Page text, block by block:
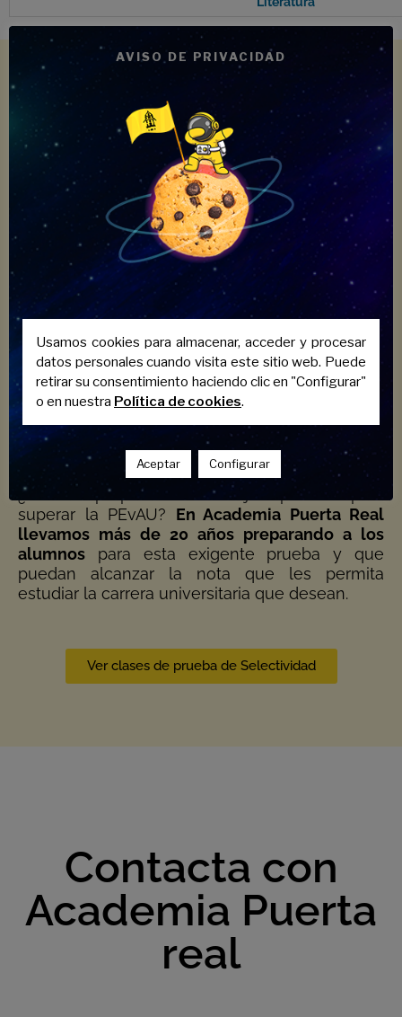
Aprueba el
examen de
Selectividad de
Cultura
Audiovisual con la
ayuda de
Academia Puerta
Real
¿Quieres sacar una nota alta en Selectividad?
¿Buscas prepararte lo mejor posible para
superar la PEvAU? En Academia Puerta Real
llevamos más de 20 años preparando a los
alumnos para esta exigente prueba y que
puedan alcanzar la nota que les permita
estudiar la carrera universitaria que desean.
Ver clases de prueba de Selectividad
Contacta con
Academia Puerta
real
AVISO DE PRIVACIDAD
Usamos cookies para almacenar, acceder y procesar
datos personales cuando visita este sitio web. Puede
retirar su consentimiento haciendo clic en "Configurar"
o en nuestra Política de cookies.
Aceptar Configurar